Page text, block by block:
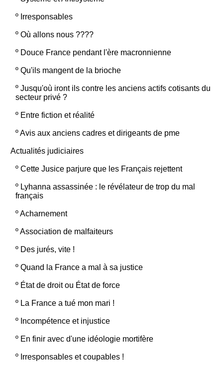
º Irresponsables
º Où allons nous ????
º Douce France pendant l'ère macronnienne
º Qu'ils mangent de la brioche
º Jusqu'où iront ils contre les anciens actifs cotisants du
secteur privé ?
º Entre fiction et réalité
ºAvis aux anciens cadres et dirigeants de pme
Actualités judiciaires
º Cette Jusice parjure que les Français rejettent
º Lyhanna assassinée : le révélateur de trop du mal
français
ºAcharnement
ºAssociation de malfaiteurs
º Des jurés, vite !
º Quand la France a mal à sa justice
º État de droit ou État de force
º La France a tué mon mari !
º Incompétence et injustice
º En finir avec d'une idéologie mortifère
º Irresponsables et coupables !